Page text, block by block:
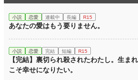
小説 恋愛 連載中 長編 R15
あなたの愛はもう要りません。
小説 恋愛 完結 短編 R15
【完結】裏切られ殺されたわたし。生ま
こそ幸せになりたい。